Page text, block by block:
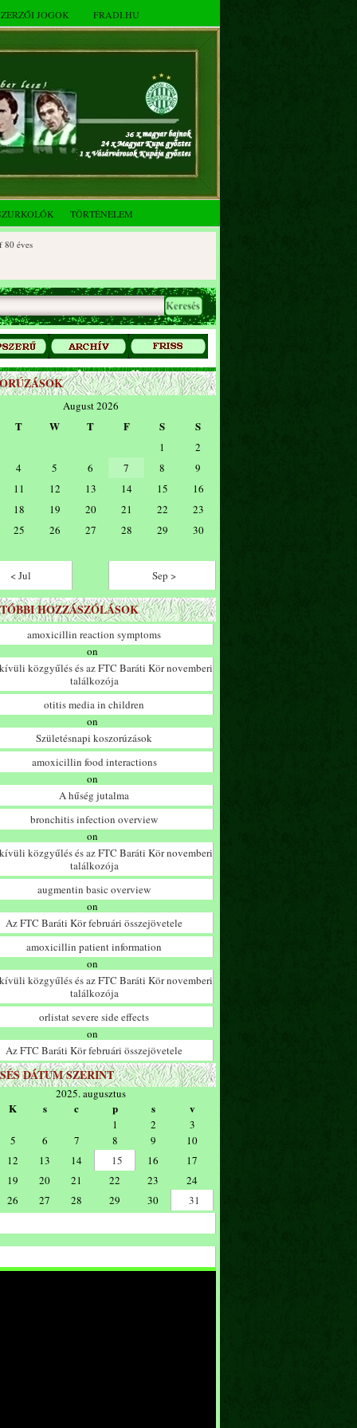
JOGOK FRADI.HU
TÖRTÉNELEM
August 2026
T W T F S S
1
2
4 5 6 7 8
9
11 12 13 14 15
16
18 19 20 21 22
23
25 26 27 28 29
30
< Jul
Sep >
HOZZÁSZÓLÁSOK
amoxicillin reaction symptoms
on
közgyűlés és az FTC Baráti Kör novemberi
találkozója
otitis media in children
on
Születésnapi koszorúzások
amoxicillin food interactions
on
A hűség jutalma
bronchitis infection overview
on
közgyűlés és az FTC Baráti Kör novemberi
találkozója
augmentin basic overview
on
Az FTC Baráti Kör februári összejövetele
amoxicillin patient information
on
közgyűlés és az FTC Baráti Kör novemberi
találkozója
orlistat severe side effects
on
Az FTC Baráti Kör februári összejövetele
DÁTUM SZERINT
2025. augusztus
K s c p s v
1 2
3
5 6 7 8 9
10
12 13 14 15 16
17
19 20 21 22 23
24
26 27 28 29 30
31